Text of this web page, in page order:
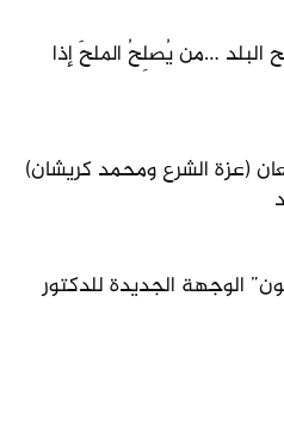
البلد …من يُصلِحُ الملحَ إذا
(عزة الشرع ومحمد كريشان)
الوجهة الجديدة للدكتور